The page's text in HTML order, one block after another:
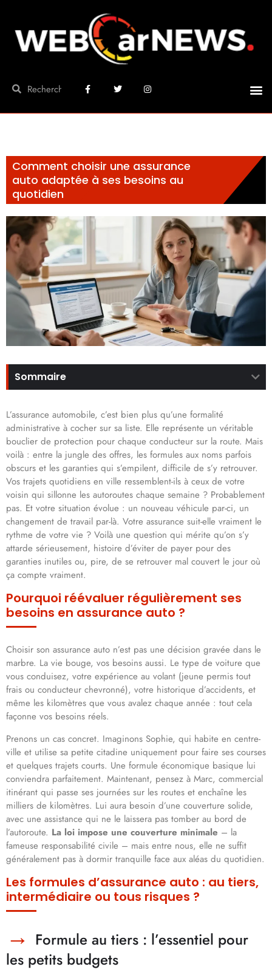
Comment choisir une assurance
auto adaptée à ses besoins au
quotidien
Sommaire
L’assurance automobile, c’est bien plus qu’une formalité
administrative à cocher sur sa liste. Elle représente un véritable
bouclier de protection pour chaque conducteur sur la route. Mais
voilà : entre la jungle des offres, les formules aux noms parfois
obscurs et les garanties qui s’empilent, difficile de s’y retrouver.
Vos trajets quotidiens en ville ressemblent-ils à ceux de votre
voisin qui sillonne les autoroutes chaque semaine ? Probablement
pas. Et votre situation évolue : un nouveau véhicule par-ci, un
changement de travail par-là. Votre assurance suit-elle vraiment le
rythme de votre vie ? Voilà une question qui mérite qu’on s’y
attarde sérieusement, histoire d’éviter de payer pour des
garanties inutiles ou, pire, de se retrouver mal couvert le jour où
ça compte vraiment.
Pourquoi réévaluer régulièrement ses
besoins en assurance auto ?
Choisir son assurance auto n’est pas une décision gravée dans le
marbre. La vie bouge, vos besoins aussi. Le type de voiture que
vous conduisez, votre expérience au volant (jeune permis tout
frais ou conducteur chevronné), votre historique d’accidents, et
même les kilomètres que vous avalez chaque année : tout cela
façonne vos besoins réels.
Prenons un cas concret. Imaginons Sophie, qui habite en centre-
ville et utilise sa petite citadine uniquement pour faire ses courses
et quelques trajets courts. Une formule économique basique lui
conviendra parfaitement. Maintenant, pensez à Marc, commercial
itinérant qui passe ses journées sur les routes et enchaîne les
milliers de kilomètres. Lui aura besoin d’une couverture solide,
avec une assistance qui ne le laissera pas tomber au bord de
l’autoroute. La loi impose une couverture minimale – la
fameuse responsabilité civile – mais entre nous, elle ne suffit
généralement pas à dormir tranquille face aux aléas du quotidien.
Les formules d’assurance auto : au tiers,
intermédiaire ou tous risques ?
Formule au tiers : l’essentiel pour
les petits budgets